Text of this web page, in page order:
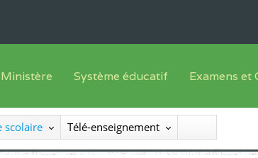
Ministère
Ministre
SEESEN
Système éducatif
Offre de formation
Progammes d'études
Examens et
Inscriptions
Liste des
scolaire Télé-enseignement